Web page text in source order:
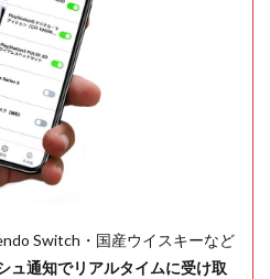
Switch・国産ウイスキーなど
ュ通知でリアルタイムに受け取